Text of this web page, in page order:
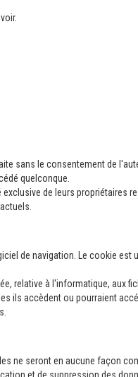
sans le consentement de
quelconque.
de leurs propriétaires
de navigation. Le cookie est
relative à l'informatique, aux
ils accèdent ou pourraient
ne seront en aucune façon